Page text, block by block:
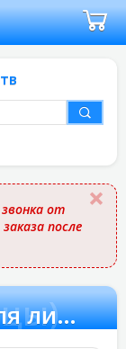
от
после
Питательный крем для лица (зародыши пшеницы)